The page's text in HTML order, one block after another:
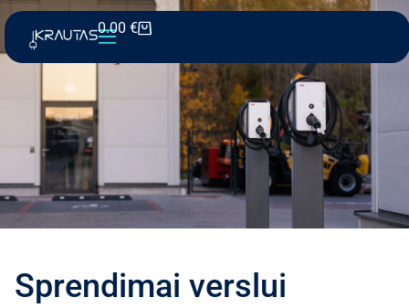
0.00 €
Sprendimai verslui